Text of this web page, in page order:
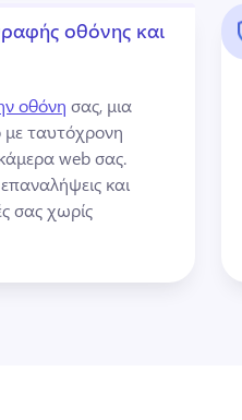
οθόνης και
οθόνη σας, μια
ταυτόχρονη
και
σας χωρίς